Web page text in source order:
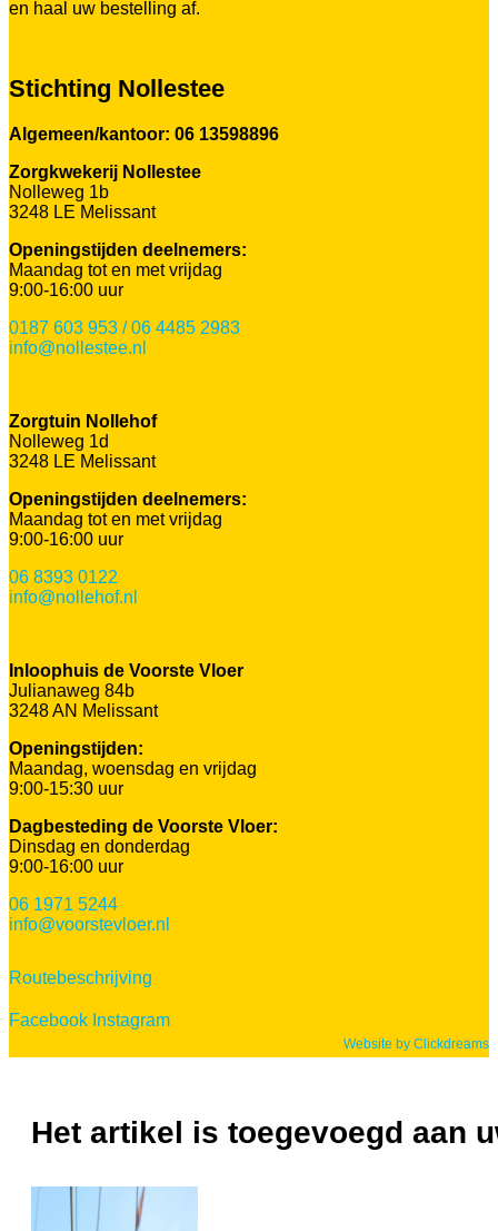
en haal uw bestelling af.
Stichting Nollestee
Algemeen/kantoor: 06 13598896
Zorgkwekerij Nollestee
Nolleweg 1b
3248 LE Melissant
Openingstijden deelnemers:
Maandag tot en met vrijdag
9:00-16:00 uur
0187 603 953 / 06 4485 2983
info@nollestee.nl
Zorgtuin Nollehof
Nolleweg 1d
3248 LE Melissant
Openingstijden deelnemers:
Maandag tot en met vrijdag
9:00-16:00 uur
06 8393 0122
info@nollehof.nl
Inloophuis de Voorste Vloer
Julianaweg 84b
3248 AN Melissant
Openingstijden:
Maandag, woensdag en vrijdag
9:00-15:30 uur
Dagbesteding de Voorste Vloer:
Dinsdag en donderdag
9:00-16:00 uur
06 1971 5244
info@voorstevloer.nl
Routebeschrijving
Facebook Instagram
Website by Clickdreams
Het artikel is toegevoegd aan